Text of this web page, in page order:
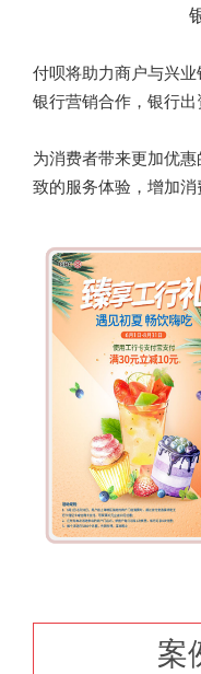
付呗将助力商户与兴
银行营销合作，银行出
为消费者带来更加优
致的服务体验，增加消
案